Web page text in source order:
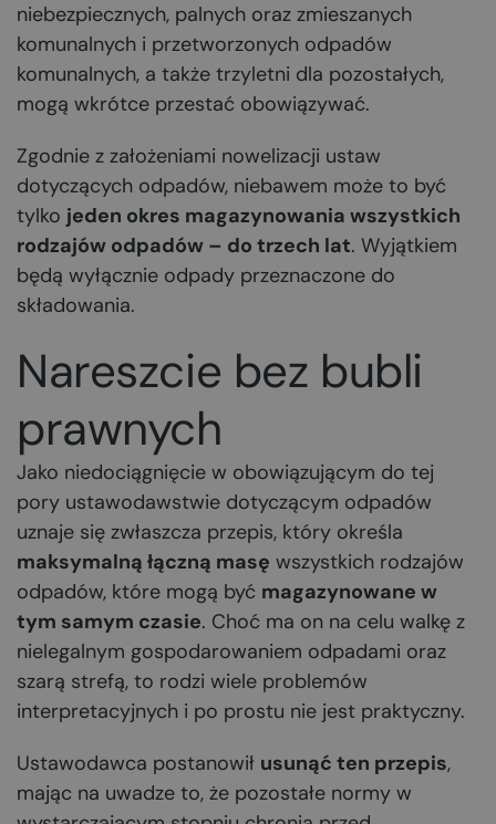
niebezpiecznych, palnych oraz zmieszanych
komunalnych i przetworzonych odpadów
komunalnych, a także trzyletni dla pozostałych,
mogą wkrótce przestać obowiązywać.
Zgodnie z założeniami nowelizacji ustaw
dotyczących odpadów, niebawem może to być
tylko jeden okres magazynowania wszystkich
rodzajów odpadów – do trzech lat. Wyjątkiem
będą wyłącznie odpady przeznaczone do
składowania.
Nareszcie bez bubli
prawnych
Jako niedociągnięcie w obowiązującym do tej
pory ustawodawstwie dotyczącym odpadów
uznaje się zwłaszcza przepis, który określa
maksymalną łączną masę wszystkich rodzajów
odpadów, które mogą być magazynowane w
tym samym czasie. Choć ma on na celu walkę z
nielegalnym gospodarowaniem odpadami oraz
szarą strefą, to rodzi wiele problemów
interpretacyjnych i po prostu nie jest praktyczny.
Ustawodawca postanowił usunąć ten przepis,
mając na uwadze to, że pozostałe normy w